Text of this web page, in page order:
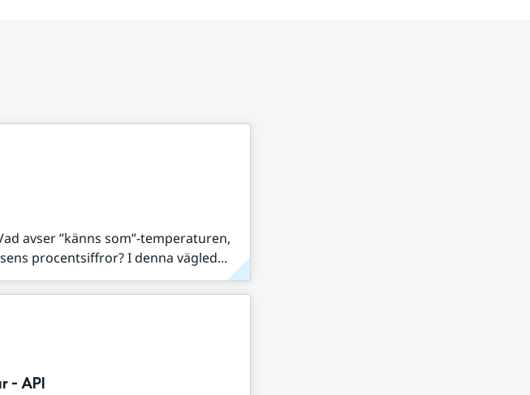
avser ”känns som”-temperaturen,
procentsiffror? I denna vägled...
- API